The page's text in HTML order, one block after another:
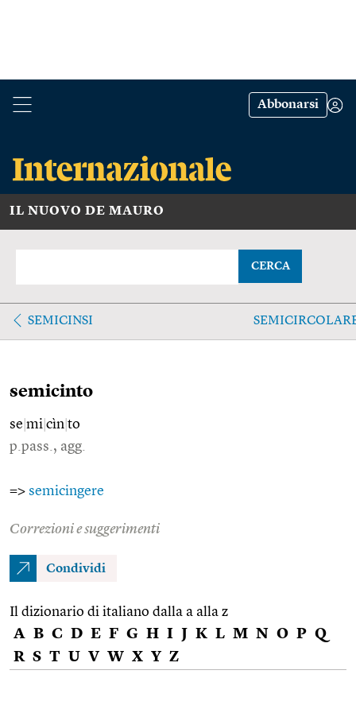
Abbonarsi
IL NUOVO DE MAURO
CERCA
SEMICINSI
semicinto
se mi cìn to
p.pass., agg.
=> semicingere
Correzioni e suggerimenti
Condividi
Il dizionario di italiano dalla a alla z
A B C D E F G H I J K L M N O P Q
R S T U V W X Y Z